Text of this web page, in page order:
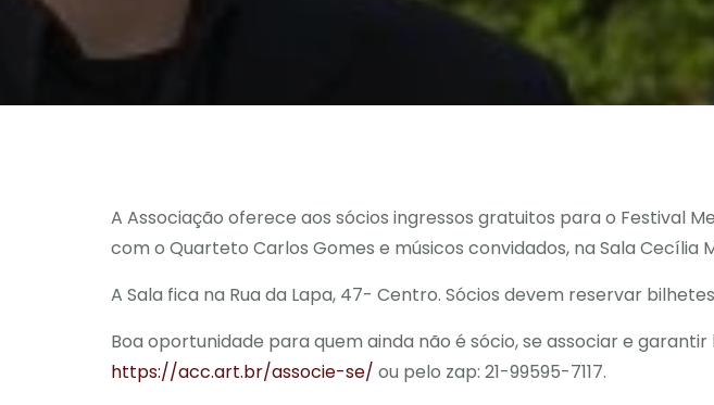
A Associação oferece aos sócios ingressos gratuitos para o Festival
com o Quarteto Carlos Gomes e músicos convidados, na Sala Cecília
A Sala fica na Rua da Lapa, 47- Centro. Sócios devem reservar bilhetes
Boa oportunidade para quem ainda não é sócio, se associar e garantir
https://acc.art.br/associe-se/ ou pelo zap: 21-99595-7117.